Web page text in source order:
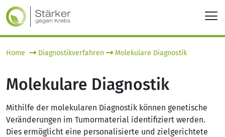
Home Diagnostikverfahren Molekulare Diagnostik
Molekulare Diagnostik
Mithilfe der molekularen Diagnostik können genetische
Veränderungen im Tumormaterial identifiziert werden.
Dies ermöglicht eine personalisierte und zielgerichtete